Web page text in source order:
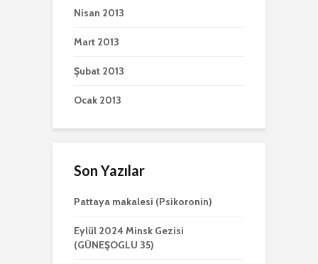
Nisan 2013
Mart 2013
Şubat 2013
Ocak 2013
Son Yazılar
Pattaya makalesi (Psikoronin)
Eylül 2024 Minsk Gezisi
(GÜNEŞOGLU 35)